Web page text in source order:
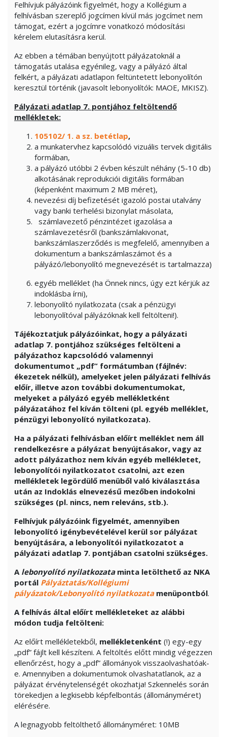
Felhívjuk pályázóink figyelmét, hogy a Kollégium a
felhívásban szereplő jogcímen kívül más jogcímet nem
támogat, ezért a jogcímre vonatkozó módosítási
kérelem elutasításra kerül.
Az ebben a témában benyújtott pályázatoknál a
támogatás utalása egyénileg, vagy a pályázó által
felkért, a pályázati adatlapon feltüntetett lebonyolítón
keresztül történik (javasolt lebonyolítók: MAOE, MKISZ).
Pályázati adatlap 7. pontjához feltöltendő
mellékletek:
105102/ 1. a sz. betétlap,
a munkatervhez kapcsolódó vizuális tervek digitális
formában,
a pályázó utóbbi 2 évben készült néhány (5-10 db)
alkotásának reprodukciói digitális formában
(képenként maximum 2 MB méret),
nevezési díj befizetését igazoló postai utalvány
vagy banki terhelési bizonylat másolata,
számlavezető pénzintézet igazolása a
számlavezetésről (bankszámlakivonat,
bankszámlaszerződés is megfelelő, amennyiben a
dokumentum a bankszámlaszámot és a
pályázó/lebonyolító megnevezését is tartalmazza)
egyéb melléklet (ha Önnek nincs, úgy ezt kérjük az
indoklásba írni),
lebonyolító nyilatkozata (csak a pénzügyi
lebonyolítóval pályázóknak kell feltölteni!).
Tájékoztatjuk pályázóinkat, hogy a pályázati
adatlap 7. pontjához szükséges feltölteni a
pályázathoz kapcsolódó valamennyi
dokumentumot „pdf” formátumban (fájlnév:
ékezetek nélkül), amelyeket jelen pályázati felhívás
előír, illetve azon további dokumentumokat,
melyeket a pályázó egyéb mellékletként
pályázatához fel kíván tölteni (pl. egyéb melléklet,
pénzügyi lebonyolító nyilatkozata).
Ha a pályázati felhívásban előírt melléklet nem áll
rendelkezésre a pályázat benyújtásakor, vagy az
adott pályázathoz nem kíván egyéb mellékletet,
lebonyolítói nyilatkozatot csatolni, azt ezen
mellékletek legördülő menüből való kiválasztása
után az Indoklás elnevezésű mezőben indokolni
szükséges (pl. nincs, nem releváns, stb.).
Felhívjuk pályázóink figyelmét, amennyiben
lebonyolító igénybevételével kerül sor pályázat
benyújtására, a lebonyolítói nyilatkozatot a
pályázati adatlap 7. pontjában csatolni szükséges.
A lebonyolító nyilatkozataminta letölthető az NKA
portál Pályáztatás/Kollégiumi
pályázatok/Lebonyolító nyilatkozatamenüpontból.
A felhívás által előírt mellékleteket az alábbi
módon tudja feltölteni:
Az előírt mellékletekből, mellékletenként (!) egy-egy
„pdf” fájlt kell készíteni. A feltöltés előtt mindig végezzen
ellenőrzést, hogy a „pdf” állományok visszaolvashatóak-
e. Amennyiben a dokumentumok olvashatatlanok, az a
pályázat érvénytelenségét okozhatja! Szkennelés során
törekedjen a legkisebb képfelbontás (állományméret)
elérésére.
A legnagyobb feltölthető állományméret: 10MB